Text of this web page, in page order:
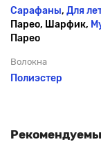
Сарафаны, Для
Парео, Шарфик,
Парео
Волокна
Полиэстер